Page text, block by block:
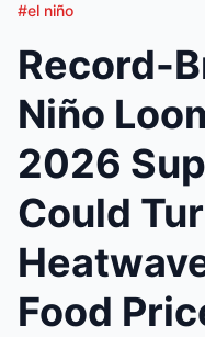
#el niño
Record-
Niño
2026
Could
Food